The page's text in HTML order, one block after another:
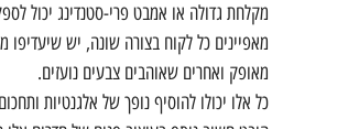
מקלחת גדולה או אמבט פרי-סטנדינג יכול
מאפיינים כל לקוח בצורה שונה, יש
מאופק ואחרים שאוהבים צבעים נועזים.
כל אלו יכולו להוסיף נופך של אלגנטיות